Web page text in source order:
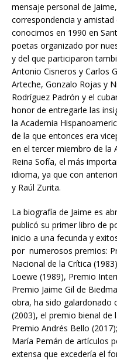
mensaje personal de
correspondencia y
conocimos en 1990 en
poetas organizado por
y del que participaron
Antonio Cisneros y Carlos
Arteche, Gonzalo Rojas y
Rodríguez Padrón y el
honor de entregarle las
la Academia
de la que entonces era
en el tercer miembro de la
Reina Sofía, el más
idioma, ya que con
y Raúl Zurita.
La biografía de Jaime es
publicó su primer libro de
inicio a una fecunda y
por numerosos premios:
Nacional de la Crítica
Loewe (1989), Premio
Premio Jaime Gil de
obra, ha sido galardonado
(2003), el premio bienal de
Premio Andrés Bello
María Pemán de artículos
extensa que excedería el